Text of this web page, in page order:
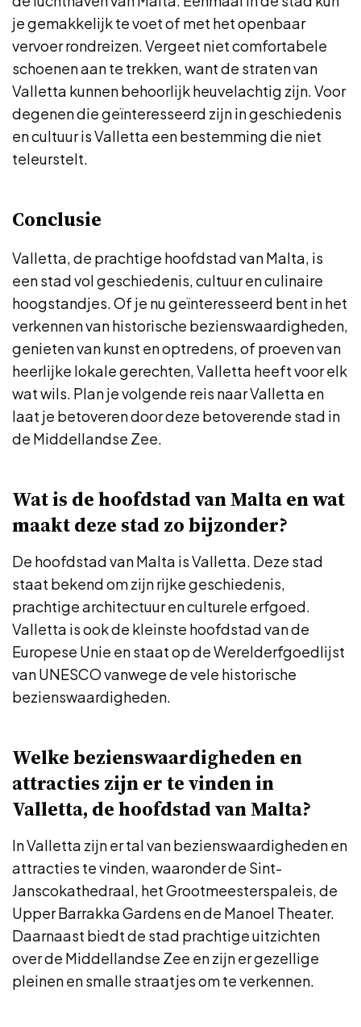
je gemakkelijk te voet of met het openbaar
vervoer rondreizen. Vergeet niet comfortabele
schoenen aan te trekken, want de straten van
Valletta kunnen behoorlijk heuvelachtig zijn. Voor
degenen die geïnteresseerd zijn in geschiedenis
en cultuur is Valletta een bestemming die niet
teleurstelt.
Conclusie
Valletta, de prachtige hoofdstad van Malta, is
een stad vol geschiedenis, cultuur en culinaire
hoogstandjes. Of je nu geïnteresseerd bent in het
verkennen van historische bezienswaardigheden,
genieten van kunst en optredens, of proeven van
heerlijke lokale gerechten, Valletta heeft voor elk
wat wils. Plan je volgende reis naar Valletta en
laat je betoveren door deze betoverende stad in
de Middellandse Zee.
Wat is de hoofdstad van Malta en wat
maakt deze stad zo bijzonder?
De hoofdstad van Malta is Valletta. Deze stad
staat bekend om zijn rijke geschiedenis,
prachtige architectuur en culturele erfgoed.
Valletta is ook de kleinste hoofdstad van de
Europese Unie en staat op de Werelderfgoedlijst
van UNESCO vanwege de vele historische
bezienswaardigheden.
Welke bezienswaardigheden en
attracties zijn er te vinden in
Valletta, de hoofdstad van Malta?
In Valletta zijn er tal van bezienswaardigheden en
attracties te vinden, waaronder de Sint-
Janscokathedraal, het Grootmeesterspaleis, de
Upper Barrakka Gardens en de Manoel Theater.
Daarnaast biedt de stad prachtige uitzichten
over de Middellandse Zee en zijn er gezellige
pleinen en smalle straatjes om te verkennen.